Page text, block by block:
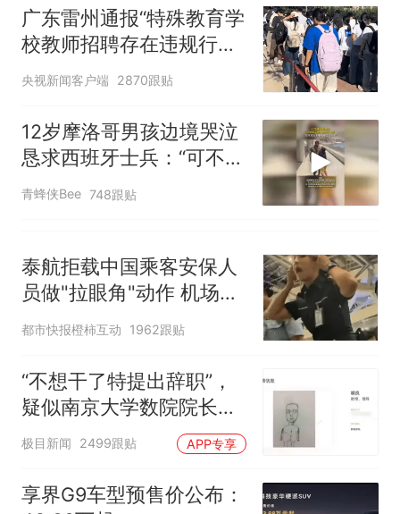
任院长一职，不清楚辞职信来
源；曾用手绘图做头像
广东雷州通报“特殊教育学
校教师招聘存在违规行
为”：已启动问责程序 副
央视新闻客户端 2870跟贴
12岁摩洛哥男孩边境哭泣
恳求西班牙士兵：“可不可
以不要把我遣返回国”
青蜂侠Bee 748跟贴
泰航拒载中国乘客安保人
员做"拉眼角"动作 机场再
回应
都市快报橙柿互动 1962跟贴
“不想干了特提出辞职”，
疑似南京大学数院院长辞
职信流传，院方回应：喻
良教授已卸任院长一职，
不清楚辞职信来源；曾用
极目新闻 2499跟贴 APP专享
享界G9车型预售价公布：